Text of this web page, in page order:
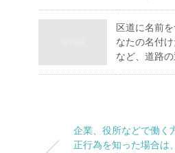
区道に名前
なたの名付け
など、道路の
企業、役所などで働く
正行為を知った場合は